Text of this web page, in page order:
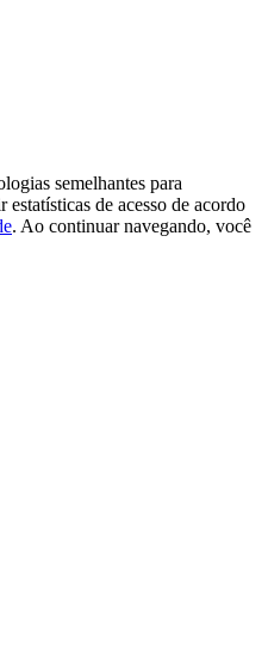
semelhantes para
de acesso de acordo
. Ao continuar navegando, você